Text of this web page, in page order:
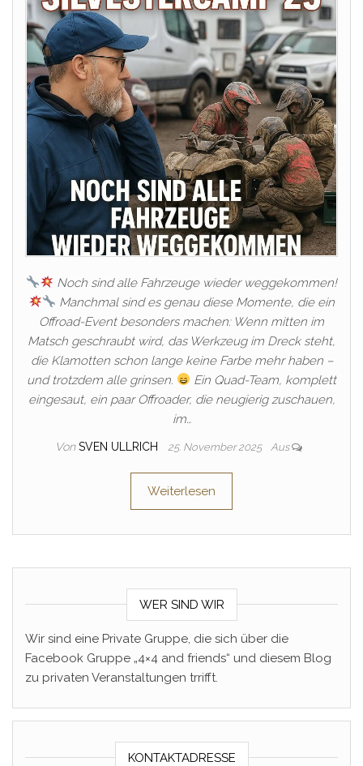
Noch sind alle Fahrzeuge wieder weggekommen!
Manchmal sind es genau diese Momente, die ein
Offroad-Event besonders machen: Wenn mitten im
Matsch geschraubt wird, das Werkzeug im Dreck steht,
die Klamotten schon lange keine Farbe mehr haben –
und trotzdem alle grinsen.
Ein Quad-Team, komplett
eingesaut, ein paar Offroader, die neugierig zuschauen,
im…
Von SVEN ULLRICH 25. November 2025 Aus
Weiterlesen
WER SIND WIR
Wir sind eine Private Gruppe, die sich über die
Facebook Gruppe „4×4 and friends“ und diesem Blog
zu privaten Veranstaltungen trrifft.
KONTAKTADRESSE